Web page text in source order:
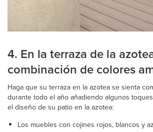
4. En la terraza de la
combinación de colores
Haga que su terraza en la azotea se sienta
durante todo el año añadiendo algunos
el diseño de su patio en la azotea:
Los muebles con cojines rojos, blancos y